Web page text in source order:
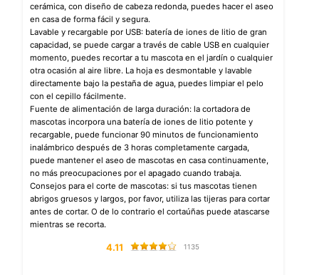
cerámica, con diseño de cabeza redonda, puedes hacer el aseo
en casa de forma fácil y segura.
Lavable y recargable por USB: batería de iones de litio de gran
capacidad, se puede cargar a través de cable USB en cualquier
momento, puedes recortar a tu mascota en el jardín o cualquier
otra ocasión al aire libre. La hoja es desmontable y lavable
directamente bajo la pestaña de agua, puedes limpiar el pelo
con el cepillo fácilmente.
Fuente de alimentación de larga duración: la cortadora de
mascotas incorpora una batería de iones de litio potente y
recargable, puede funcionar 90 minutos de funcionamiento
inalámbrico después de 3 horas completamente cargada,
puede mantener el aseo de mascotas en casa continuamente,
no más preocupaciones por el apagado cuando trabaja.
Consejos para el corte de mascotas: si tus mascotas tienen
abrigos gruesos y largos, por favor, utiliza las tijeras para cortar
antes de cortar. O de lo contrario el cortaúñas puede atascarse
mientras se recorta.
4.11 1135